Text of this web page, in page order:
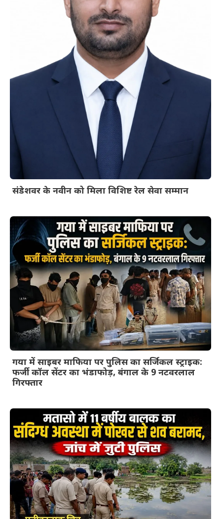
संडेशवर के नवीन को मिला विशिष्ट रेल सेवा सम्मान
गया में साइबर माफिया पर पुलिस का सर्जिकल स्ट्राइक:
फर्जी कॉल सेंटर का भंडाफोड़, बंगाल के 9 नटवरलाल
गिरफ्तार